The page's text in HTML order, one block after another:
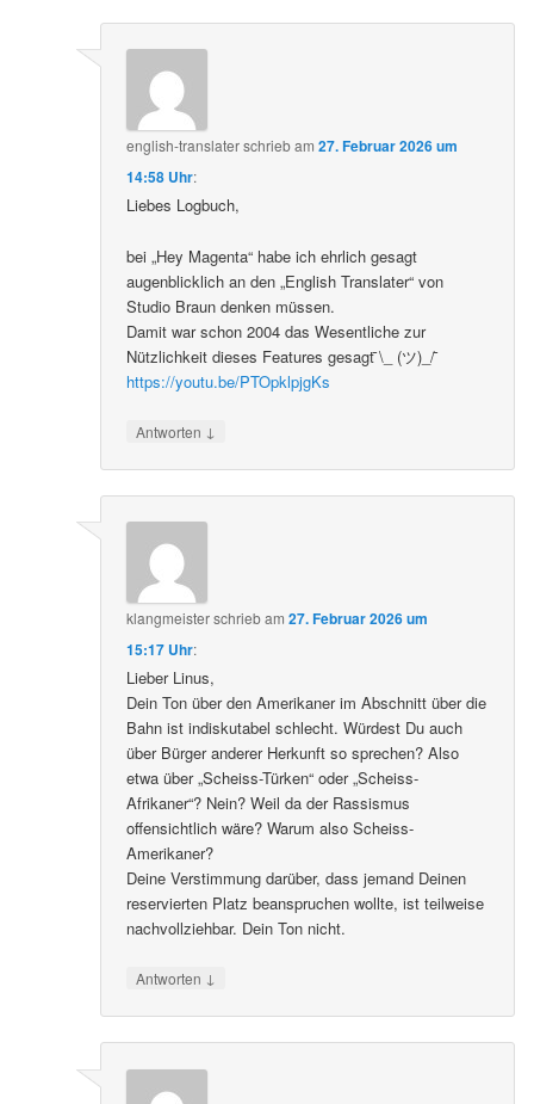
english-translaterschriebam27. Februar 2026 um
14:58 Uhr:
Liebes Logbuch,
bei „Hey Magenta“ habe ich ehrlich gesagt
augenblicklich an den „English Translater“ von
Studio Braun denken müssen.
Damit war schon 2004 das Wesentliche zur
Nützlichkeit dieses Features gesagt ̄\_ (ツ)_/ ̄
https://youtu.be/PTOpklpjgKs
Antworten ↓
klangmeisterschriebam27. Februar 2026 um
15:17 Uhr:
Lieber Linus,
Dein Ton über den Amerikaner im Abschnitt über die
Bahn ist indiskutabel schlecht. Würdest Du auch
über Bürger anderer Herkunft so sprechen? Also
etwa über „Scheiss-Türken“ oder „Scheiss-
Afrikaner“? Nein? Weil da der Rassismus
offensichtlich wäre? Warum also Scheiss-
Amerikaner?
Deine Verstimmung darüber, dass jemand Deinen
reservierten Platz beanspruchen wollte, ist teilweise
nachvollziehbar. Dein Ton nicht.
Antworten ↓